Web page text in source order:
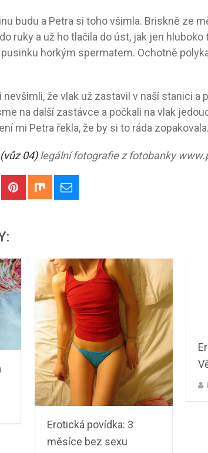
budu a Petra si toho všimla. Briskně ze
ruky a už ho tlačila do úst, jak jen
horkým spermatem. Ochotně
že vlak už zastavil v naší stanici a
na další zastávce a počkali na vlak
mi Petra řekla, že by si to ráda zopakovala.
04)legální fotografie z fotobanky
Erotická povídka: 3
měsíce bez sexu